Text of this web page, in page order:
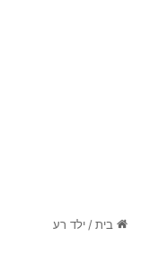
בית/ילד רע